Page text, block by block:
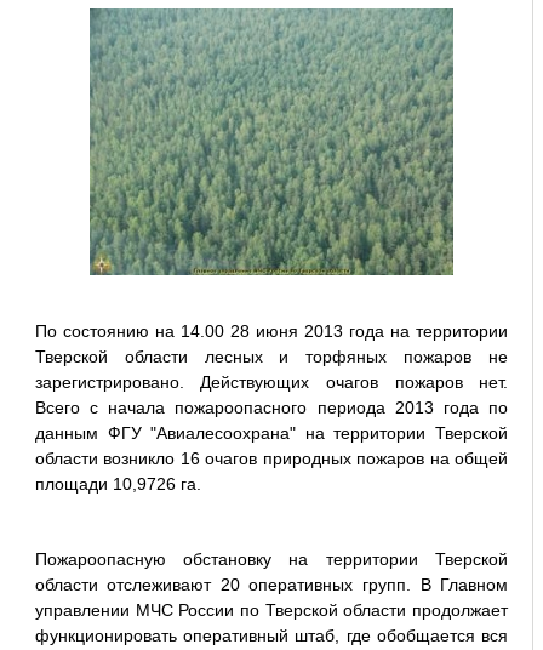
По состоянию на 14.00 28 июня 2013 года на территории
Тверской области лесных и торфяных пожаров не
зарегистрировано. Действующих очагов пожаров нет.
Всего с начала пожароопасного периода 2013 года по
данным ФГУ "Авиалесоохрана" на территории Тверской
области возникло 16 очагов природных пожаров на общей
площади 10,9726 га.
Пожароопасную обстановку на территории Тверской
области отслеживают 20 оперативных групп. В Главном
управлении МЧС России по Тверской области продолжает
функционировать оперативный штаб, где обобщается вся